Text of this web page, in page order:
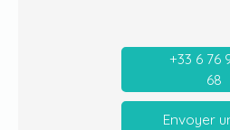
+33 6 76
68
Envoyer